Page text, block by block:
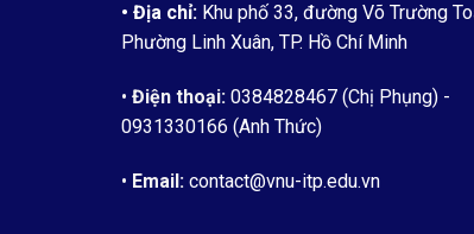
• Địa chỉ: Khu phố 33, đường Võ Trường
Phường Linh Xuân, TP. Hồ Chí Minh
• Điện thoại: 0384828467 (Chị Phụng) -
0931330166 (Anh Thức)
• Email: contact@vnu-itp.edu.vn